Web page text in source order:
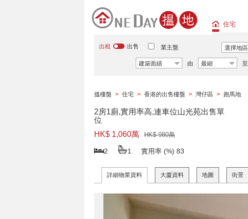
住宅
出租 出售 業主盤 選擇地區
建築面績 由 最細 至
搵樓盤 > 住宅 > 香港的出售樓盤 > 灣仔區 > 跑馬地
2房1廁,實用率高,連車位山光苑出售單
位
HK$ 1,060萬
HK$ 980萬
2 1 實用率 (%) 83
詳細物業資料 大廈資料 地圖 街景